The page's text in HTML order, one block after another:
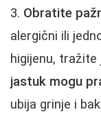
Obratite
alergični ili
higijenu,
jastuk mogu
ubija grinje i